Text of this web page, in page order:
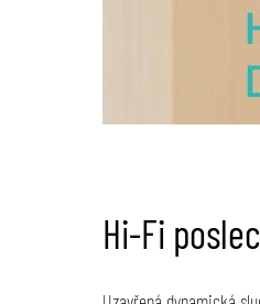
Hi-Fi